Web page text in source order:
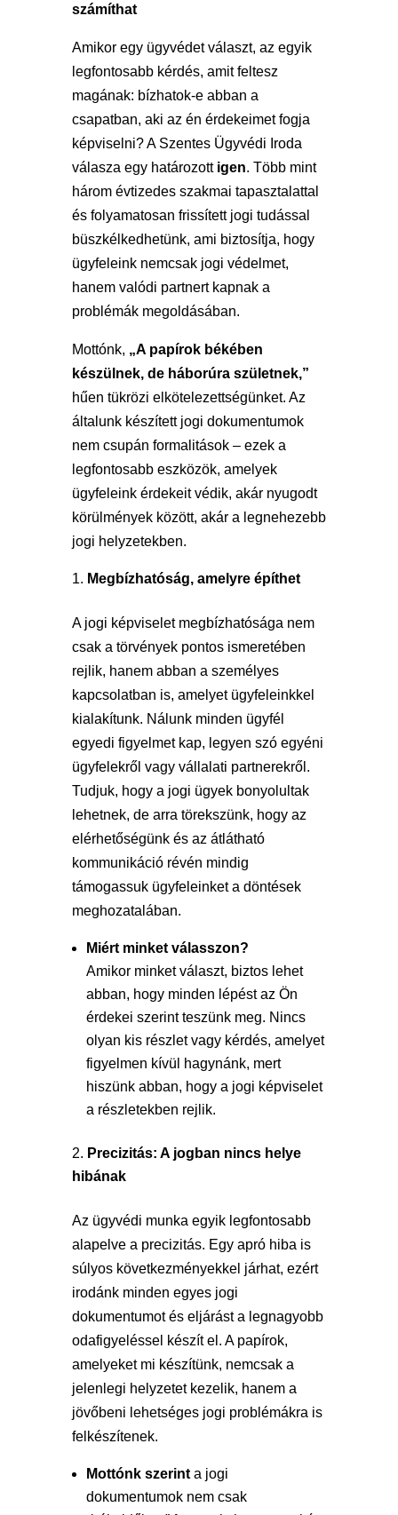
számíthat
Amikor egy ügyvédet választ, az egyik
legfontosabb kérdés, amit feltesz
magának: bízhatok-e abban a
csapatban, aki az én érdekeimet fogja
képviselni? A Szentes Ügyvédi Iroda
válasza egy határozott igen. Több mint
három évtizedes szakmai tapasztalattal
és folyamatosan frissített jogi tudással
büszkélkedhetünk, ami biztosítja, hogy
ügyfeleink nemcsak jogi védelmet,
hanem valódi partnert kapnak a
problémák megoldásában.
Mottónk, „A papírok békében
készülnek, de háborúra születnek,”
hűen tükrözi elkötelezettségünket. Az
általunk készített jogi dokumentumok
nem csupán formalitások – ezek a
legfontosabb eszközök, amelyek
ügyfeleink érdekeit védik, akár nyugodt
körülmények között, akár a legnehezebb
jogi helyzetekben.
Megbízhatóság, amelyre építhet
A jogi képviselet megbízhatósága nem
csak a törvények pontos ismeretében
rejlik, hanem abban a személyes
kapcsolatban is, amelyet ügyfeleinkkel
kialakítunk. Nálunk minden ügyfél
egyedi figyelmet kap, legyen szó egyéni
ügyfelekről vagy vállalati partnerekről.
Tudjuk, hogy a jogi ügyek bonyolultak
lehetnek, de arra törekszünk, hogy az
elérhetőségünk és az átlátható
kommunikáció révén mindig
támogassuk ügyfeleinket a döntések
meghozatalában.
Miért minket válasszon?
Amikor minket választ, biztos lehet
abban, hogy minden lépést az Ön
érdekei szerint teszünk meg. Nincs
olyan kis részlet vagy kérdés, amelyet
figyelmen kívül hagynánk, mert
hiszünk abban, hogy a jogi képviselet
a részletekben rejlik.
Precizitás: A jogban nincs helye
hibának
Az ügyvédi munka egyik legfontosabb
alapelve a precizitás. Egy apró hiba is
súlyos következményekkel járhat, ezért
irodánk minden egyes jogi
dokumentumot és eljárást a legnagyobb
odafigyeléssel készít el. A papírok,
amelyeket mi készítünk, nemcsak a
jelenlegi helyzetet kezelik, hanem a
jövőbeni lehetséges jogi problémákra is
felkészítenek.
Mottónk szerinta jogi
dokumentumok nem csak